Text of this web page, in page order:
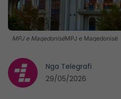
MPJ e MaqedonisëMPJ e Maqedonisë
Nga Telegrafi
29/05/2026